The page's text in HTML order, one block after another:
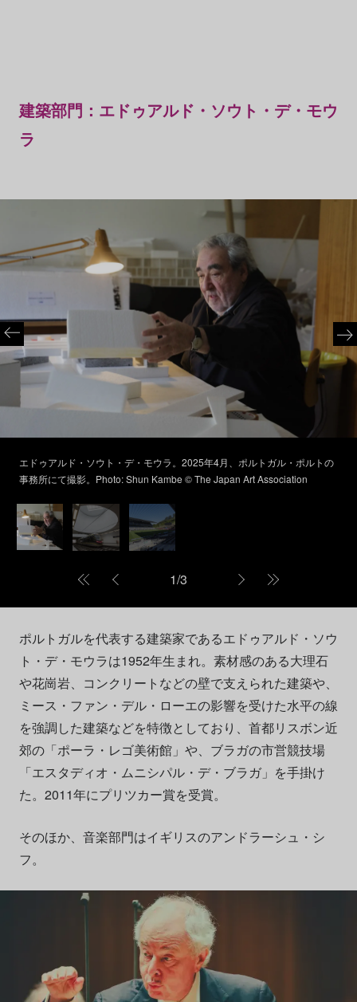
建築部門：エドゥアルド・ソウト・デ・モウ
ラ
エドゥアルド・ソウト・デ・モウラ。2025年4月、ポルトガル・ポルトの
事務所にて撮影。Photo: Shun Kambe © The Japan Art Association
1/3
ポルトガルを代表する建築家であるエドゥアルド・ソウ
ト・デ・モウラは1952年生まれ。素材感のある大理石
や花崗岩、コンクリートなどの壁で支えられた建築や、
ミース・ファン・デル・ローエの影響を受けた水平の線
を強調した建築などを特徴としており、首都リスボン近
郊の「ポーラ・レゴ美術館」や、ブラガの市営競技場
「エスタディオ・ムニシパル・デ・ブラガ」を手掛け
た。2011年にプリツカー賞を受賞。
そのほか、音楽部門はイギリスのアンドラーシュ・シ
フ。